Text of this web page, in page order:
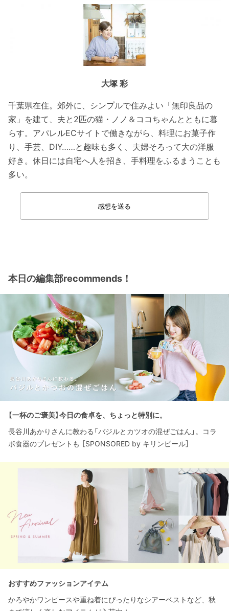
大塚 彩
千葉県在住。郊外に、シンプルで住みよい「無印良品の
家」を建て、夫と2匹の猫・ノノ＆ココちゃんとともに暮
らす。アパレルECサイトで働きながら、料理にお菓子作
り、手芸、DIY……と趣味も多く、夫婦そろって大の洋服
好き。休日には自宅へ人を招き、手料理をふるまうことも
多い。
感想を送る
本日の編集部recommends！
【一杯のご褒美】今日の食卓を、ちょっと特別に。
長谷川あかりさんに教わる「バジルとカツオの混ぜごはん」。コラ
ボ食器のプレゼントも ［SPONSORED by キリンビール］
おすすめファッションアイテム
かろやかワンピースや重ね着にぴったりなシアーベストなど、秋